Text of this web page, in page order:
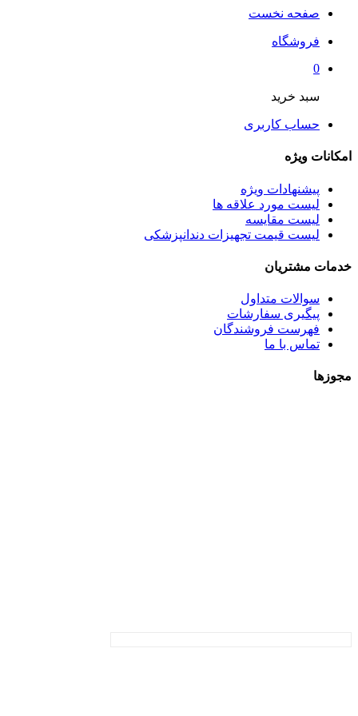
صفحه نخست
فروشگاه
0
سبد خرید
حساب کاربری
امکانات ویژه
پیشنهادات ویژه
لیست مورد علاقه ها
لیست مقایسه
لیست قیمت تجهیزات دندانپزشکی
خدمات مشتریان
سوالات متداول
پیگیری سفارشات
فهرست فروشندگان
تماس با ما
مجوزها